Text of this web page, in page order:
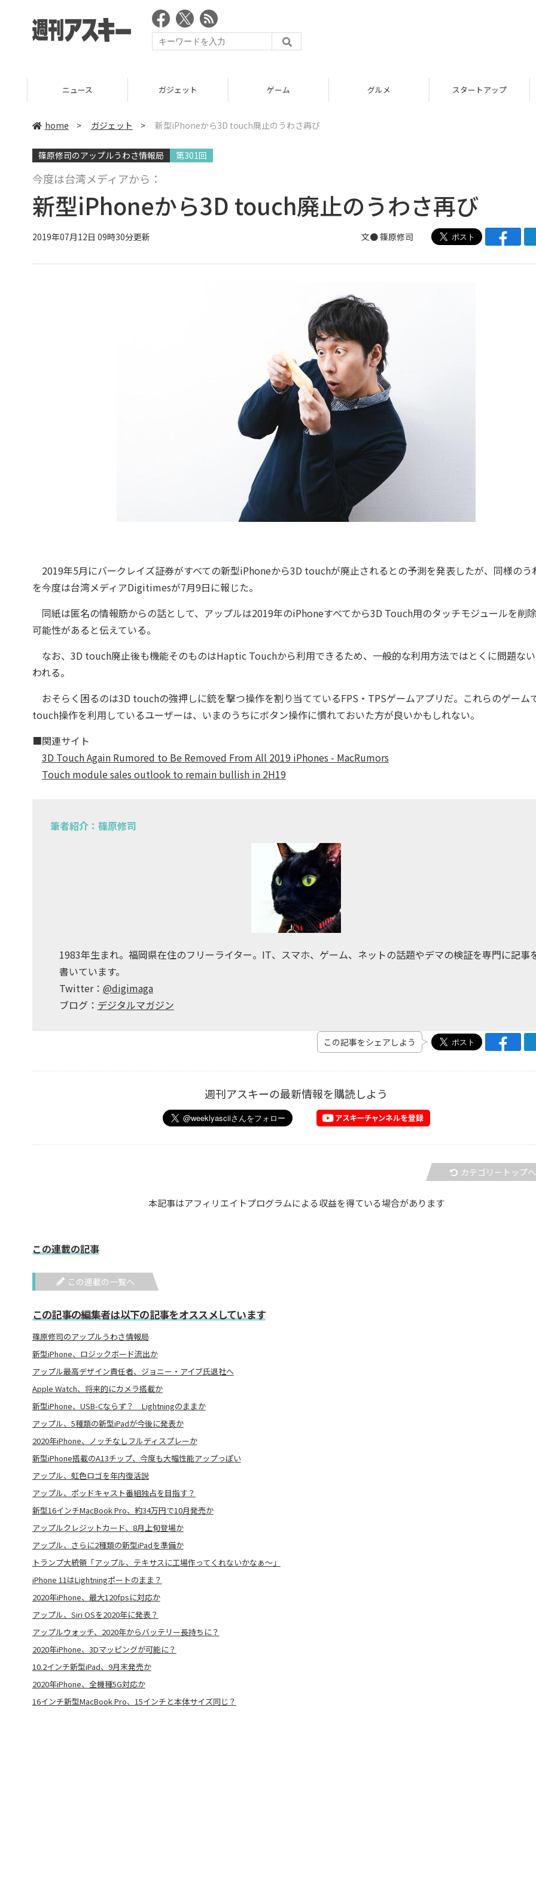
ニュース ガジェット スタートアップ
home > ガジェット > 新型iPhoneから3D touch廃止のうわさ再び
篠原修司のアップルうわさ情報局 第301回
今度は台湾メディアから：
新型iPhoneから3D touch廃止のうわさ再び
2019年07月12日 09時30分更新 文● 篠原修司
2019年5月にバークレイズ証券がすべての新型iPhoneから3D touchが廃止されるとの予測を発表したが、同様のう
を今度は台湾メディアDigitimesが7月9日に報じた。
同紙は匿名の情報筋からの話として、アップルは2019年のiPhoneすべてから3D Touch用のタッチモジュールを削
可能性があると伝えている。
なお、3D touch廃止後も機能そのものはHaptic Touchから利用できるため、一般的な利用方法ではとくに問題な
われる。
おそらく困るのは3D touchの強押しに銃を撃つ操作を割り当てているFPS・TPSゲームアプリだ。これらのゲーム
touch操作を利用しているユーザーは、いまのうちにボタン操作に慣れておいた方が良いかもしれない。
■関連サイト
3D Touch Again Rumored to Be Removed From All 2019 iPhones - MacRumors
Touch module sales outlook to remain bullish in 2H19
筆者紹介：篠原修司
1983年生まれ。福岡県在住のフリーライター。IT、スマホ、ゲーム、ネットの話題やデマの検証を専門に記事
書いています。
Twitter： @digimaga
ブログ： デジタルマガジン
この記事をシェアしよう
週刊アスキーの最新情報を購読しよう
カテゴリートップへ
本記事はアフィリエイトプログラムによる収益を得ている場合があります
この連載の記事
この連載の一覧へ
この記事の編集者は以下の記事をオススメしています
篠原修司のアップルうわさ情報局
新型iPhone、ロジックボード流出か
アップル最高デザイン責任者、ジョニー・アイブ氏退社へ
Apple Watch、将来的にカメラ搭載か
新型iPhone、USB-Cならず？ Lightningのままか
アップル、5種類の新型iPadが今後に発表か
2020年iPhone、ノッチなしフルディスプレーか
新型iPhone搭載のA13チップ、今度も大幅性能アップっぽい
アップル、虹色ロゴを年内復活説
アップル、ポッドキャスト番組独占を目指す？
新型16インチMacBook Pro、約34万円で10月発売か
アップルクレジットカード、8月上旬登場か
アップル、さらに2種類の新型iPadを準備か
トランプ大統領「アップル、テキサスに工場作ってくれないかなぁ〜」
iPhone 11はLightningポートのまま？
2020年iPhone、最大120fpsに対応か
アップル、Siri OSを2020年に発表？
アップルウォッチ、2020年からバッテリー長持ちに？
2020年iPhone、3Dマッピングが可能に？
10.2インチ新型iPad、9月末発売か
2020年iPhone、全機種5G対応か
16インチ新型MacBook Pro、15インチと本体サイズ同じ？